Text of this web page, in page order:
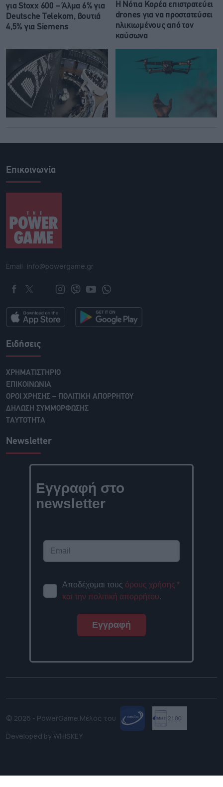
για Stoxx 600 – Άλμα 6% για
Deutsche Telekom, βουτιά
4,5% για Siemens
Η Νότια Κορέα επιστρατεύει
drones για να προστατεύσει
ηλικιωμένους από τον
καύσωνα
Επικοινωνία
Email: info@powergame.gr
Ειδήσεις
ΧΡΗΜΑΤΙΣΤΗΡΙΟ
ΕΠΙΚΟΙΝΩΝΙΑ
ΟΡΟΙ ΧΡΗΣΗΣ – ΠΟΛΙΤΙΚΗ ΑΠΟΡΡΗΤΟΥ
ΔΗΛΩΣΗ ΣΥΜΜΟΡΦΩΣΗΣ
ΤΑΥΤΟΤΗΤΑ
Newsletter
Εγγραφή στο
newsletter
Αποδέχομαι τους όρους χρήσης
και την πολιτική απορρήτου.
*
Εγγραφή
© 2026 - PowerGame.Μέλος του
Developed by WHISKEY